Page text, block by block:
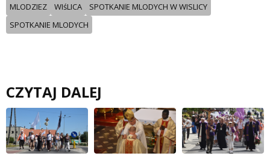
MLODZIEZ WIśLICA
SPOTKANIE MLODYCH W WISLICY
SPOTKANIE MLODYCH
CZYTAJ DALEJ